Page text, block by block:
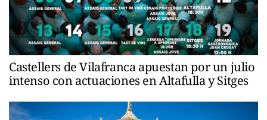
Castellers de Vilafranca apuestan por un julio
intenso con actuaciones en Altafulla y Sitges